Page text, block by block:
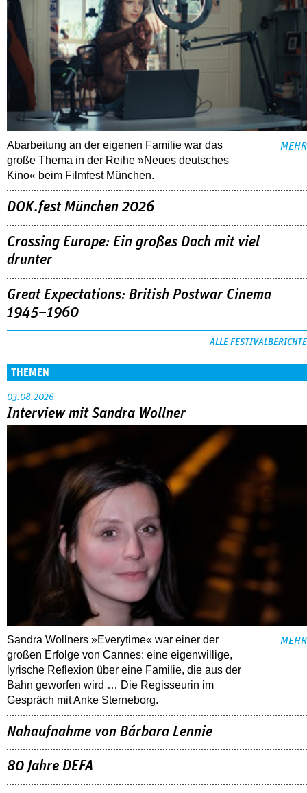
Abarbeitung an der eigenen Familie war das
große Thema in der Reihe »Neues deutsches
Kino« beim Filmfest München.
MEHR
DOK.fest München 2026
Crossing Europe: Ein großes Dach mit viel
drunter
Great Expectations: British Postwar Cinema
1945–1960
ALLE FESTIVALBERICHTE
THEMEN
03.08.2026
Interview mit Sandra Wollner
Sandra Wollners »Everytime« war einer der
großen Erfolge von Cannes: eine eigenwillige,
lyrische Reflexion über eine ­Familie, die aus der
Bahn geworfen wird … Die Regisseurin im
Gespräch mit Anke Sterneborg.
MEHR
Nahaufnahme von Bárbara Lennie
80 Jahre DEFA